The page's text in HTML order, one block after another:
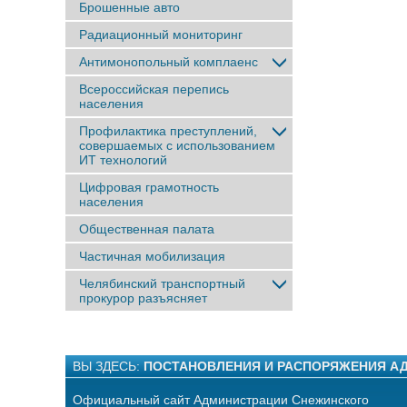
Брошенные авто
Радиационный мониторинг
Антимонопольный комплаенс
Всероссийская перепись
населения
Профилактика преступлений,
совершаемых с использованием
ИТ технологий
Цифровая грамотность
населения
Общественная палата
Частичная мобилизация
Челябинский транспортный
прокурор разъясняет
ВЫ ЗДЕСЬ: ПОСТАНОВЛЕНИЯ И РАСПОРЯЖЕНИЯ
Официальный сайт Администрации Снежинского